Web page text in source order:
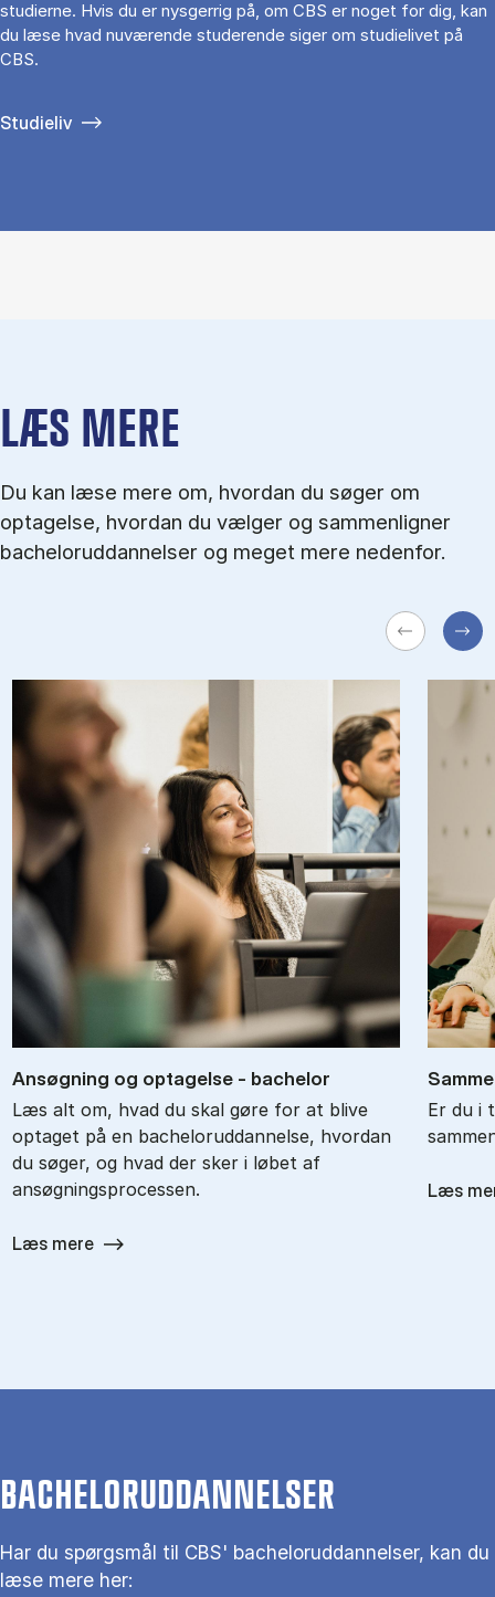
studierne. Hvis du er nysgerrig på, om CBS er noget for dig, kan
du læse hvad nuværende studerende siger om studielivet på
CBS.
Studieliv
LÆS MERE
Du kan læse mere om, hvordan du søger om
optagelse, hvordan du vælger og sammenligner
bacheloruddannelser og meget mere nedenfor.
An­søg­ning og op­ta­gel­se - ba­chel­or
Læs alt om, hvad du skal gøre for at blive
optaget på en bacheloruddannelse, hvordan
du søger, og hvad der sker i løbet af
ansøgningsprocessen.
Læs mere
Er du i
Læs
BACHELORUDDANNELSER
Har du spørgsmål til CBS' bacheloruddannelser, kan du
læse mere her: